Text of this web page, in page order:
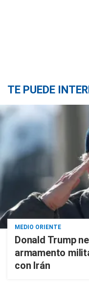
TE PUEDE
MEDIO ORIENTE
Donald Trump
armamento
con Irán